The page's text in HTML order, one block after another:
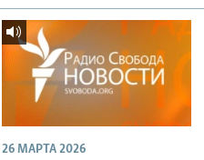
26 МАРТА 2026